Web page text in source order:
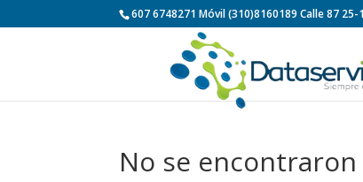
607 6748271 Móvil (310)8160189 Calle 87
No se